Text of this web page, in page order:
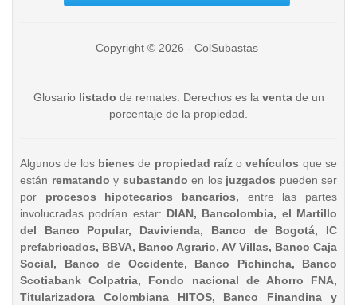
Copyright © 2026 - ColSubastas
Glosario listado de remates: Derechos es la ventade un
porcentaje de la propiedad.
Algunos de los bienesde propiedad raízo vehículos que se
están rematando y subastando en los juzgados pueden ser
por procesos hipotecarios bancarios, entre las partes
involucradas podrían estar: DIAN, Bancolombia, el Martillo
del Banco Popular, Davivienda, Banco de Bogotá, IC
prefabricados, BBVA, Banco Agrario, AV Villas, Banco Caja
Social, Banco de Occidente, Banco Pichincha, Banco
Scotiabank Colpatria, Fondo nacional de Ahorro FNA,
Titularizadora Colombiana HITOS, Banco Finandina y